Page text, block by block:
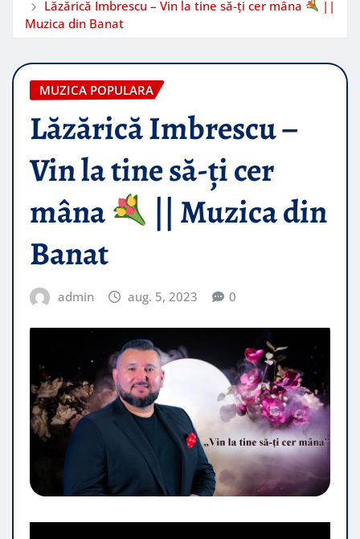
Lăzărică Imbrescu – Vin la tine să-ți cer mâna
||
Muzica din Banat
MUZICA POPULARA
Lăzărică Imbrescu –
Vin la tine să-ți cer
mâna
|| Muzica din
Banat
admin aug. 5, 2023 0